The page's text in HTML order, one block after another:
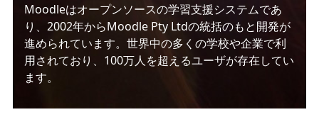
Moodleはオープンソースの学習支援システムであ
り、2002年からMoodle Pty Ltdの統括のもと開発が
進められています。世界中の多くの学校や企業で利
用されており、100万人を超えるユーザが存在してい
ます。